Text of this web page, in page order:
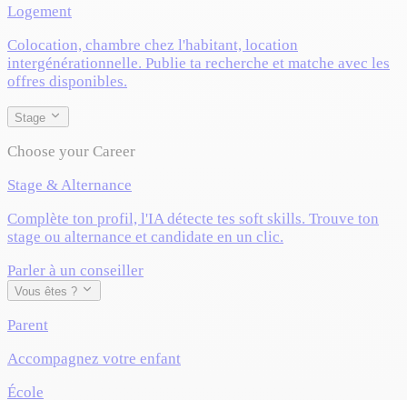
Logement
Colocation, chambre chez l'habitant, location
intergénérationnelle. Publie ta recherche et matche avec les
offres disponibles.
Stage
Choose your Career
Stage & Alternance
Complète ton profil, l'IA détecte tes soft skills. Trouve ton
stage ou alternance et candidate en un clic.
Parler à un conseiller
Vous êtes ?
Parent
Accompagnez votre enfant
École